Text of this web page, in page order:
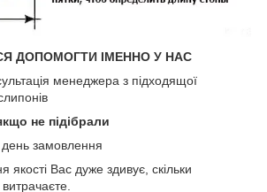
ДОПОМОГТИ ІМЕННО У НАС
менеджера з підходящої
не підібрали
замовлення
якості Вас дуже здивує, скільки